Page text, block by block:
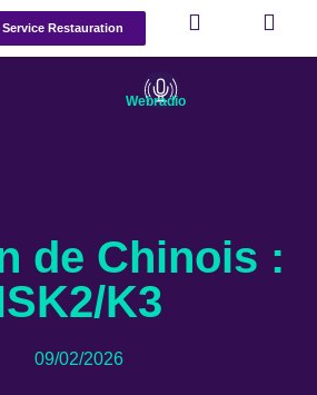
Service Restauration
Webradio
de Chinois :
K3
09/02/2026